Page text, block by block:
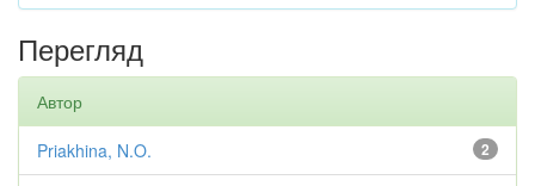
Перегляд
Автор
2
Priakhina, N.O.